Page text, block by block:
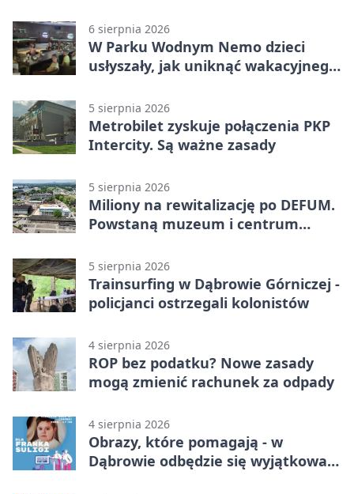
6 sierpnia 2026
W Parku Wodnym Nemo dzieci
usłyszały, jak uniknąć wakacyjnego
5 sierpnia 2026
Metrobilet zyskuje połączenia PKP
Intercity. Są ważne zasady
5 sierpnia 2026
Miliony na rewitalizację po DEFUM.
Powstaną muzeum i centrum
5 sierpnia 2026
Trainsurfing w Dąbrowie Górniczej -
policjanci ostrzegali kolonistów
4 sierpnia 2026
ROP bez podatku? Nowe zasady
mogą zmienić rachunek za odpady
4 sierpnia 2026
Obrazy, które pomagają - w
Dąbrowie odbędzie się wyjątkowa